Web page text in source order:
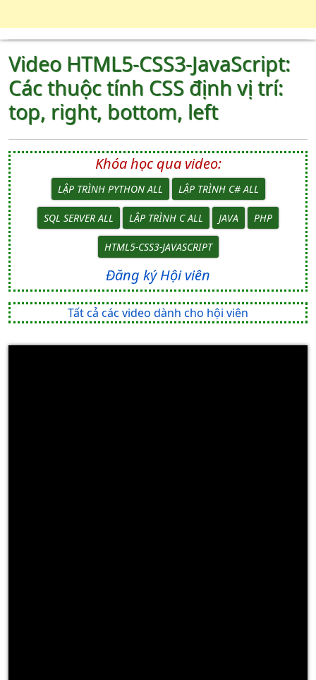
Video HTML5-CSS3-JavaScript:
Các thuộc tính CSS định vị trí:
top, right, bottom, left
Khóa học qua video:
LẬP TRÌNH PYTHON ALL LẬP TRÌNH C# ALL
SQL SERVER ALL LẬP TRÌNH C ALL JAVA PHP
HTML5-CSS3-JAVASCRIPT
Đăng ký Hội viên
Tất cả các video dành cho hội viên